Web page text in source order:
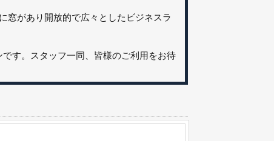
窓があり開放的で広々としたビジネスラ
す。スタッフ一同、皆様のご利用をお待